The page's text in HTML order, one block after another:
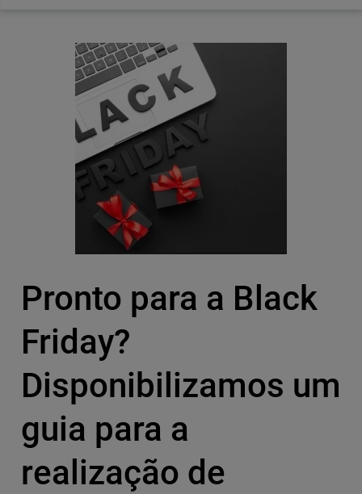
Pronto para a Black
Friday?
Disponibilizamos um
guia para a
realização de